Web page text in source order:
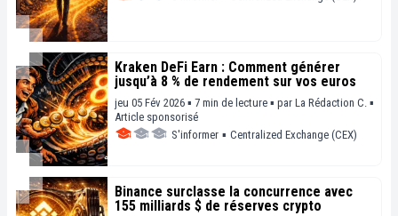
Kraken DeFi Earn : Comment générer
jusqu’à 8 % de rendement sur vos euros
jeu 05 Fév 2026 ▪ 7 min de lecture ▪ par La Rédaction C. ▪
Article sponsorisé
S'informer ▪ Centralized Exchange (CEX)
Binance surclasse la concurrence avec
155 milliards $ de réserves crypto